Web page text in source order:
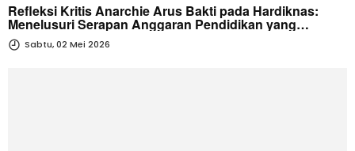
Refleksi Kritis Anarchie Arus Bakti pada Hardiknas:
Menelusuri Serapan Anggaran Pendidikan yang
Timpang
Sabtu, 02 Mei 2026